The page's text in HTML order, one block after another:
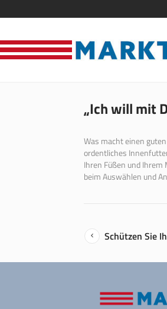
„Ich will mit
Was macht einen
ordentliches
Ihren Füßen und
beim Auswählen und
Schützen Sie